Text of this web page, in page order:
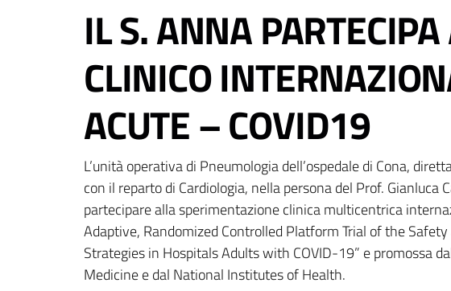
IL S. ANNA
CLINICO
ACUTE – COVID19
L’unità operativa di Pneumologia dell’ospedale di Cona,
con il reparto di Cardiologia, nella persona del Prof. Gianluca
partecipare alla sperimentazione clinica multicentrica
Adaptive, Randomized Controlled Platform Trial of the
Strategies in Hospitals Adults with COVID-19” e promossa
Medicine e dal National Institutes of Health.